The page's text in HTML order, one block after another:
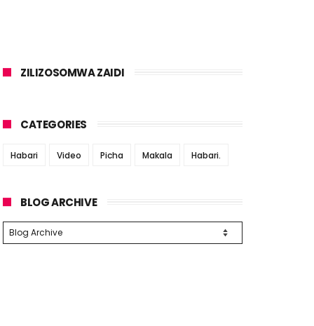
ZILIZOSOMWA ZAIDI
CATEGORIES
Habari Video Picha Makala Habari.
BLOG ARCHIVE